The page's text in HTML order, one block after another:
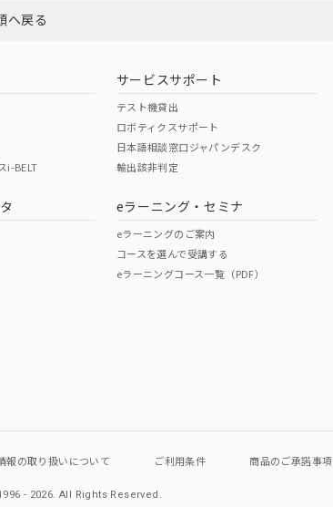
O
ります。
メリカ
この製品の規格認証/適合状況ページへ
の認証はこちらのページからご検索ください
へ戻る
i-BELT
サービスサポート
テスト機貸出
ロボティクスサポート
日本語相談窓口ジャパンデスク
輸出該非判定
eラーニング・セミナ
eラーニングのご案内
コースを選んで受講する
eラーニングコース一覧（PDF）
報の取り扱いについて ご利用条件 商品のご承諾事項
- 2026.All Rights Reserved.